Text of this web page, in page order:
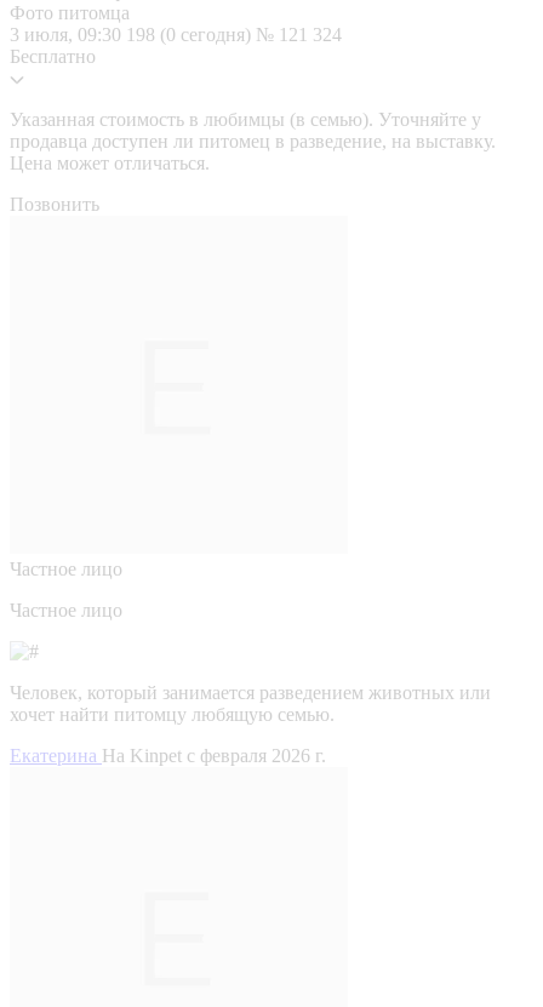
Фото питомца
3 июля, 09:30 198 (0 сегодня) № 121 324
Бесплатно
Указанная стоимость в любимцы (в семью). Уточняйте у
продавца доступен ли питомец в разведение, на выставку.
Цена может отличаться.
Позвонить
Частное лицо
Частное лицо
Человек, который занимается разведением животных или
хочет найти питомцу любящую семью.
Екатерина На Kinpet c февраля 2026 г.